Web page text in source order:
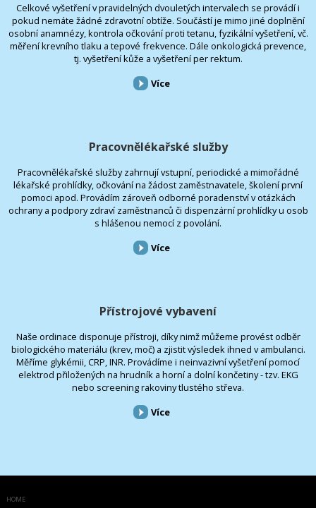
Celkové vyšetření v pravidelných dvouletých intervalech se provádí i
pokud nemáte žádné zdravotní obtíže. Součástí je mimo jiné doplnění
osobní anamnézy, kontrola očkování proti tetanu, fyzikální vyšetření, vč.
měření krevního tlaku a tepové frekvence. Dále onkologická prevence,
tj. vyšetření kůže a vyšetření per rektum.
Více
Pracovnělékařské služby
Pracovnělékařské služby zahrnují vstupní, periodické a mimořádné
lékařské prohlídky, očkování na žádost zaměstnavatele, školení první
pomoci apod. Provádím zároveň odborné poradenství v otázkách
ochrany a podpory zdraví zaměstnanců či dispenzární prohlídky u osob
s hlášenou nemocí z povolání.
Více
Přístrojové vybavení
Naše ordinace disponuje přístroji, díky nimž můžeme provést odběr
biologického materiálu (krev, moč) a zjistit výsledek ihned v ambulanci.
Měříme glykémii, CRP, INR. Provádíme i neinvazivní vyšetření pomocí
elektrod přiložených na hrudník a horní a dolní končetiny - tzv. EKG
nebo screening rakoviny tlustého střeva.
Více
HOME